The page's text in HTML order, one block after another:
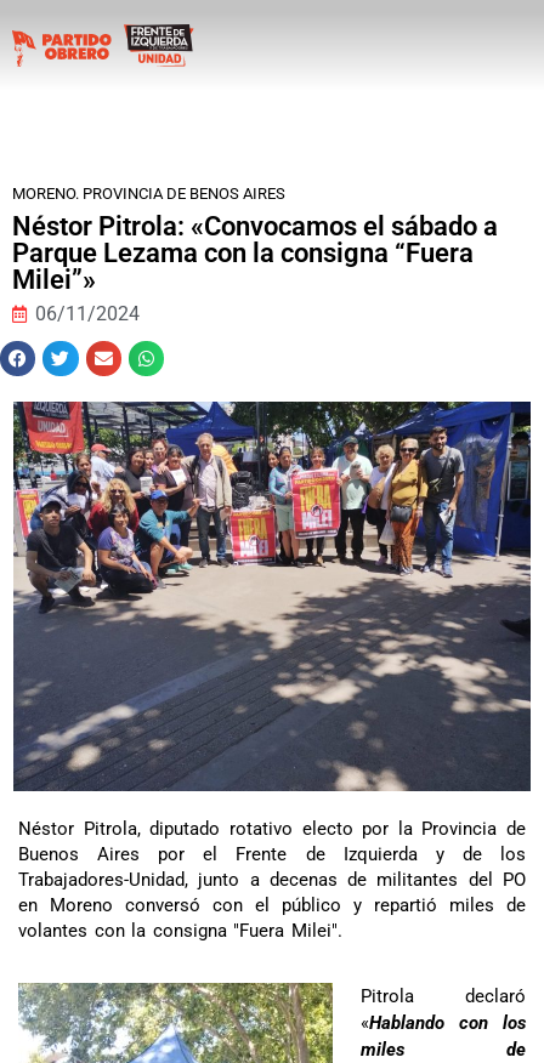
MORENO. PROVINCIA DE BENOS AIRES
Néstor Pitrola: «Convocamos el sábado a
Parque Lezama con la consigna “Fuera
Milei”»
06/11/2024
Néstor Pitrola, diputado rotativo electo por la Provincia de
Buenos Aires por el Frente de Izquierda y de los
Trabajadores-Unidad, junto a decenas de militantes del PO
en Moreno conversó con el público y repartió miles de
volantes con la consigna "Fuera Milei".
Pitrola declaró
«Hablando con los
miles de